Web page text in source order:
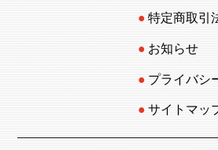
特定商取引
お知らせ
プライバシ
サイトマッ